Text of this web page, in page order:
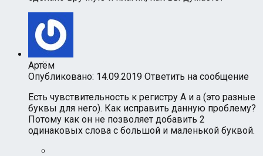
Артём
Опубликовано: 14.09.2019 Ответить на сообщение
Есть чувствительность к регистру А и а (это разные
буквы для него). Как исправить данную проблему?
Потому как он не позволяет добавить 2
одинаковых слова с большой и маленькой буквой.